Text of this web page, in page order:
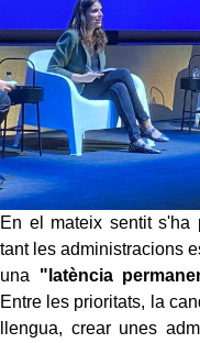
En el mateix sentit s'ha
tant les administracions
una "latència
Entre les prioritats, la
llengua, crear unes